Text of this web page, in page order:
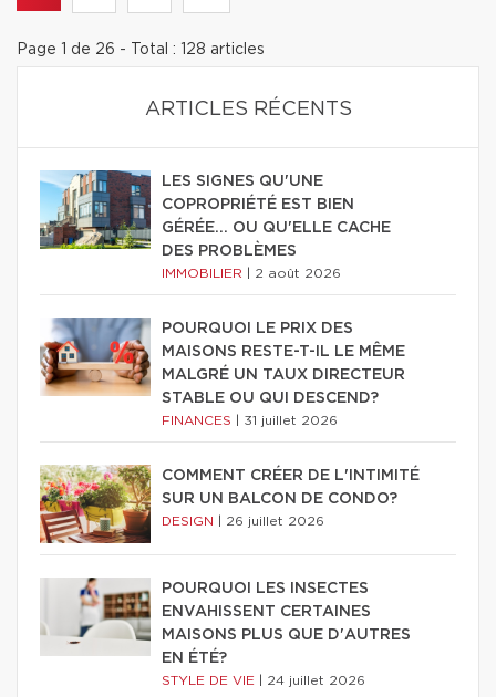
Page 1 de 26 - Total : 128 articles
ARTICLES RÉCENTS
LES SIGNES QU'UNE
COPROPRIÉTÉ EST BIEN
GÉRÉE… OU QU'ELLE CACHE
DES PROBLÈMES
IMMOBILIER 2 août 2026
POURQUOI LE PRIX DES
MAISONS RESTE-T-IL LE MÊME
MALGRÉ UN TAUX DIRECTEUR
STABLE OU QUI DESCEND?
FINANCES 31 juillet 2026
COMMENT CRÉER DE L'INTIMITÉ
SUR UN BALCON DE CONDO?
DESIGN 26 juillet 2026
POURQUOI LES INSECTES
ENVAHISSENT CERTAINES
MAISONS PLUS QUE D'AUTRES
EN ÉTÉ?
STYLE DE VIE 24 juillet 2026